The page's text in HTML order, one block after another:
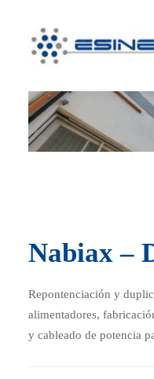
HOME
NOVEDADES
RRHH
CONTACTO
Nabiax –
Repontenciación y
alimentadores,
y cableado de potencia